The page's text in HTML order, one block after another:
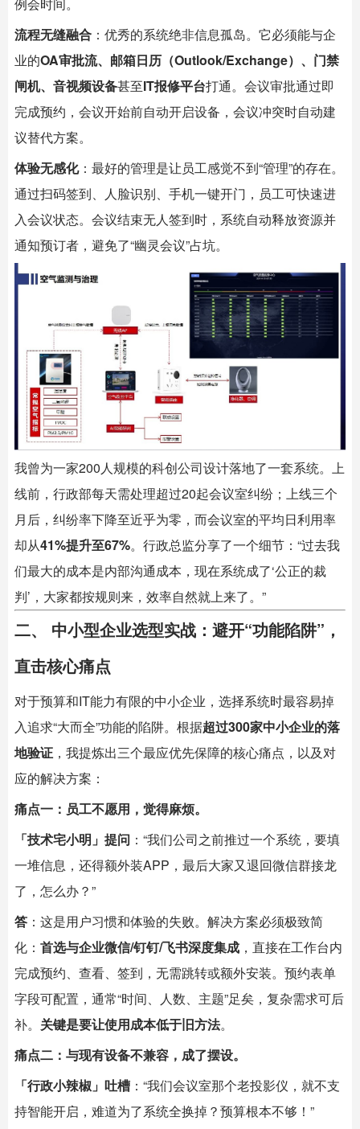
流程无缝融合 ：优秀的系统绝非信息孤岛。它必须能与企
业的OA审批流、邮箱日历（Outlook/Exchange）、门禁
闸机、音视频设备甚至IT报修平台打通。会议审批通过即
完成预约，会议开始前自动开启设备，会议冲突时自动建
议替代方案。
体验无感化：最好的管理是让员工感觉不到“管理”的存在。
通过扫码签到、人脸识别、手机一键开门，员工可快速进
入会议状态。会议结束无人签到时，系统自动释放资源并
通知预订者，避免了“幽灵会议”占坑。
我曾为一家200人规模的科创公司设计落地了一套系统。上
线前，行政部每天需处理超过20起会议室纠纷；上线三个
月后，纠纷率下降至近乎为零，而会议室的平均日利用率
却从41%提升至67%。行政总监分享了一个细节：“过去我
们最大的成本是内部沟通成本，现在系统成了‘公正的裁
判’，大家都按规则来，效率自然就上来了。”
二、 中小型企业选型实战：避开“功能陷阱”，
直击核心痛点
对于预算和IT能力有限的中小企业，选择系统时最容易掉
入追求“大而全”功能的陷阱。根据超过300家中小企业的落
地验证 ，我提炼出三个最应优先保障的核心痛点，以及对
应的解决方案：
痛点一：员工不愿用，觉得麻烦。
「技术宅小明」提问 ：“我们公司之前推过一个系统，要填
一堆信息，还得额外装APP，最后大家又退回微信群接龙
了，怎么办？”
答 ：这是用户习惯和体验的失败。解决方案必须极致简
化： 首选与企业微信/钉钉/飞书深度集成 ，直接在工作台内
完成预约、查看、签到，无需跳转或额外安装。预约表单
字段可配置，通常“时间、人数、主题”足矣，复杂需求可后
补。 关键是要让使用成本低于旧方法。
痛点二：与现有设备不兼容，成了摆设。
「行政小辣椒」吐槽 ：“我们会议室那个老投影仪，就不支
持智能开启，难道为了系统全换掉？预算根本不够！”